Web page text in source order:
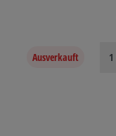
Ausverkauft